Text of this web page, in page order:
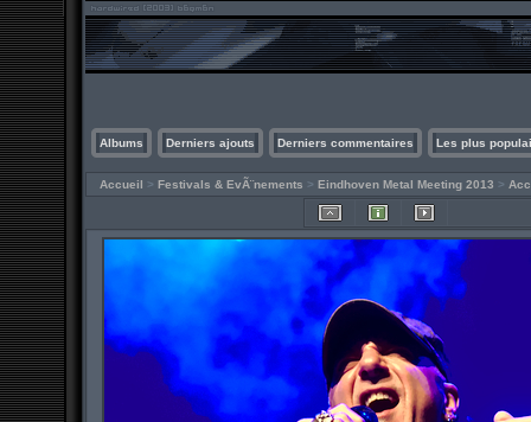
Albums Derniers ajouts Derniers commentaires Les plus
Accueil > Festivals & EvÃ¨nements > Eindhoven Metal Meeting 2013 >